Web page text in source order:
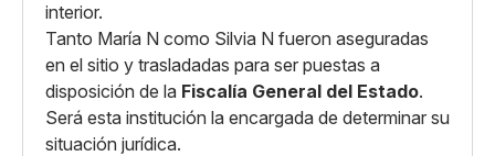
interior.
Tanto María N como Silvia N fueron aseguradas
en el sitio y trasladadas para ser puestas a
disposición de la Fiscalía General del Estado.
Será esta institución la encargada de determinar su
situación jurídica.